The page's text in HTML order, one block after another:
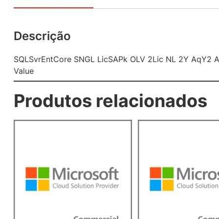
Descrição
SQLSvrEntCore SNGL LicSAPk OLV 2Lic NL 2Y AqY2
Value
Produtos relacionados